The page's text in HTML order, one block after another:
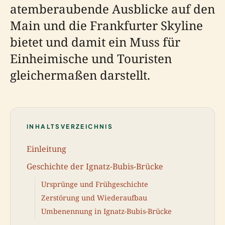
atemberaubende Ausblicke auf den
Main und die Frankfurter Skyline
bietet und damit ein Muss für
Einheimische und Touristen
gleichermaßen darstellt.
INHALTSVERZEICHNIS
Einleitung
Geschichte der Ignatz-Bubis-Brücke
Ursprünge und Frühgeschichte
Zerstörung und Wiederaufbau
Umbenennung in Ignatz-Bubis-Brücke